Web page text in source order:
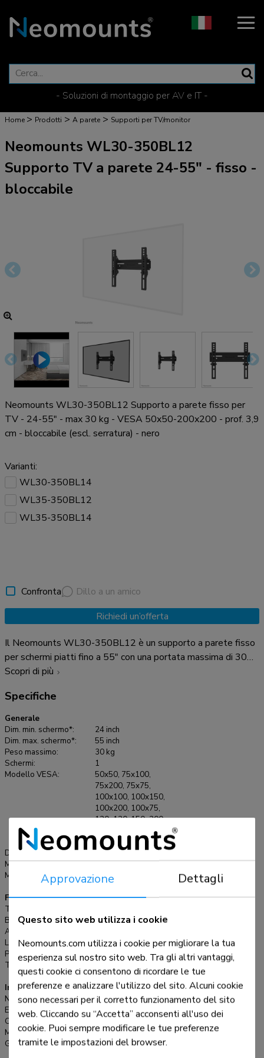
- Soluzioni di montaggio per AV e IT -
Home > Prodotti > A parete > Supporti per TV/monitor
Neomounts WL30-350BL12
Supporto TV a parete 24-55" - fisso -
bloccabile
Neomounts WL30-350BL12 Supporto a parete fisso per
TV - 24-55" - max 30 kg - VESA 50x50-200x200 - prof. 3,9
cm - bloccabile (escl. serratura) - nero
Varianti:
WL30-350BL14
WL35-350BL12
WL35-350BL14
Confronta
Dillo a un amico
Richiedi un’offerta
Il Neomounts WL30-350BL12 è un supporto a parete fisso
per schermi piatti fino a 55" con una portata massima di 30
kg. Il WL30-350BL12 ha una profondità di 3,9 cm ed è
possibile bloccare le singole staffe del supporto utilizzando
un lucchetto (non incluso). Nella confezione è incluso un
pratico set di viti, per un'installazione facile e veloce.
Scopri di più
Specifiche
Generale
Dim. min. schermo*:
24 inch
Dim. max. schermo*:
55 inch
Peso massimo:
30 kg
Schermi:
1
Modello VESA:
50x50, 75x100,
75x200, 75x75,
100x100, 100x150,
100x200, 100x75,
120x120, 150x200,
200x100, 200x150,
200x200 mm
Distanza dalla parete:
3,9 cm
Massimo VESA:
200x200 mm
Minimo VESA:
50x50 mm
Funzionalità
Tipologia:
Bloccabile:
Bloccabile - Lucchetto non incluso
Altezza:
Larghezza:
25 cm
Profondità:
3,9 cm
Tipo di regolazione:
Informazioni
Numero articolo:
WL30-350BL12
EAN:
8717371449612
Colore:
Materiale principale:
Acciaio
Garanzia:
5 anni
Approvazione Dettagli
Questo sito web utilizza i cookie
Neomounts.com utilizza i cookie per migliorare la tua
esperienza sul nostro sito web. Tra gli altri vantaggi,
questi cookie ci consentono di ricordare le tue
preferenze e analizzare l'utilizzo del sito. Alcuni cookie
sono necessari per il corretto funzionamento del sito
web. Cliccando su “Accetta” acconsenti all'uso dei
cookie. Puoi sempre modificare le tue preferenze
tramite le impostazioni del browser.